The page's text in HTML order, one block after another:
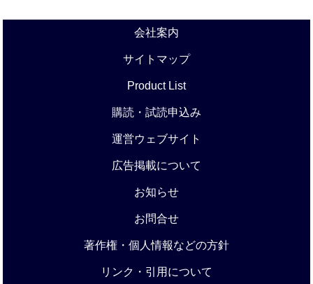
会社案内
サイトマップ
Product List
購読・試読申込み
運営ウェブサイト
広告掲載について
お知らせ
お問合せ
著作権・個人情報などの方針
リンク・引用について